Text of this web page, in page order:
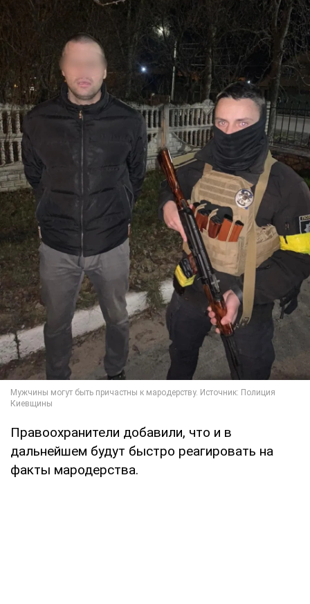
Правоохранители добавили, что и в
дальнейшем будут быстро реагировать на
факты мародерства.